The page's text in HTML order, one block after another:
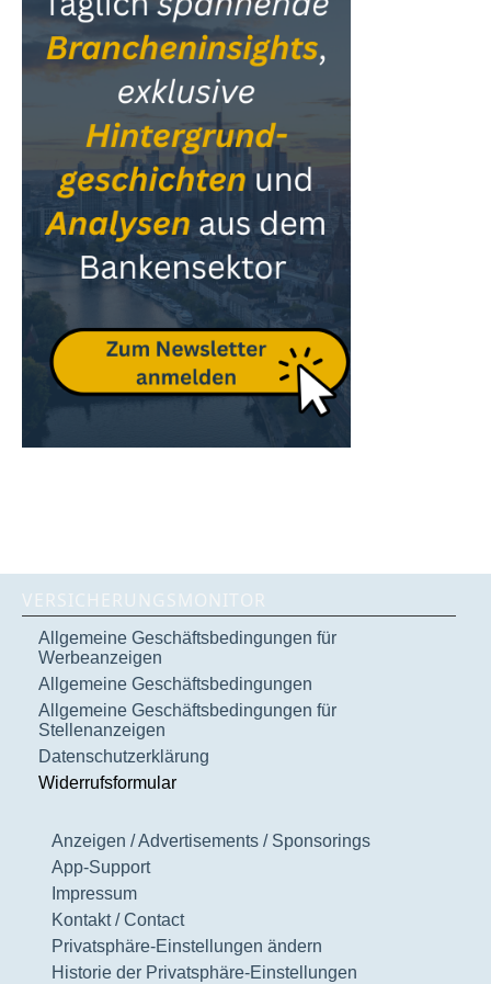
VERSICHERUNGSMONITOR
Allgemeine Geschäftsbedingungen für
Werbeanzeigen
Allgemeine Geschäftsbedingungen
Allgemeine Geschäftsbedingungen für
Stellenanzeigen
Datenschutzerklärung
Widerrufsformular
Anzeigen / Advertisements / Sponsorings
App-Support
Impressum
Kontakt / Contact
Privatsphäre-Einstellungen ändern
Historie der Privatsphäre-Einstellungen